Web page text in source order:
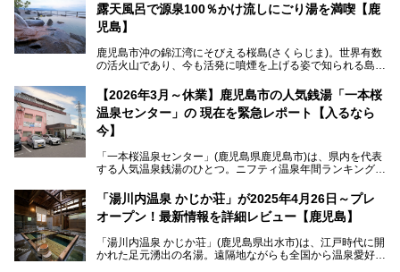
最大の魅力は、ここでしか体験できない絶妙なバランスの
「自噴混合泉」。今回は、その極上の湯を心ゆくまで堪能す
べく宿泊し、実際に感じたお湯のちからと宿の魅力を詳しく
レポートします。
また、気軽に立ち寄りたい方のための「日帰り入浴情報」も
併せて解説。温泉マニアをも唸らせる“生きたお湯”の正体に
迫ります。
露天風呂で源泉100％かけ流しにごり湯を満喫【鹿
児島】
鹿児島市沖の錦江湾にそびえる桜島(さくらじま)。世界有数
の活火山であり、今も活発に噴煙を上げる姿で知られる島で
ートホテル。最大の魅力が、錦江湾に面した絶景混浴露天風
呂でしょう。源泉100％かけ流しのにごり湯は、多くの温泉
ファンを魅了する存在です。
今回筆者自ら宿泊。桜島シーサイドホテルの“温泉”はじめ、
食事やアクセスなど詳細レビューします。
【2026年3月～休業】鹿児島市の人気銭湯「一本桜
温泉センター」の 現在を緊急レポート【入るなら
今】
「一本桜温泉センター」(鹿児島県鹿児島市)は、県内を代表
する人気温泉銭湯のひとつ。ニフティ温泉年間ランキング2
営業なので、就寝前の入浴や寝起き一番の朝湯など利便性が
抜群！ 多くの常連客やファンでいつも賑わっています。し
かし建物の老朽化に伴い、2026年2月28日24時をもって休
は約2年後を予定しています。
「湯川内温泉 かじか荘」が2025年4月26日～プレ
オープン！最新情報を詳細レビュー【鹿児島】
「湯川内温泉 かじか荘」(鹿児島県出水市)は、江戸時代に開
かれた足元湧出の名湯。遠隔地ながらも全国から温泉愛好家